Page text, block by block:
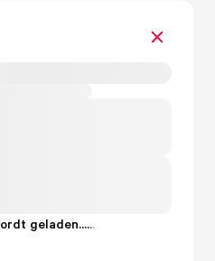
geladen......